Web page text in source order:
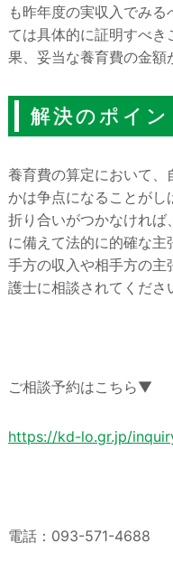
も昨年度の実収入でみ
ては具体的に証明すべ
果、妥当な養育費の金額
解決のポイン
養育費の算定において、
かは争点になることがし
折り合いがつかなけれ
に備えて法的に的確な
手方の収入や相手方の
護士に相談されてくださ
ご相談予約はこちら▼
https://kd-lo.gr.jp/
電話：093-571-4688